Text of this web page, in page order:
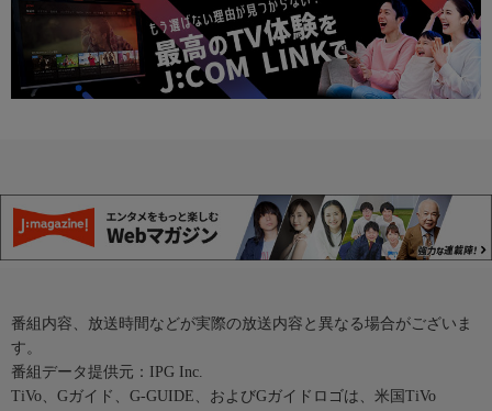
番組内容、放送時間などが実際の放送内容と異なる場合がございま
す。
番組データ提供元：IPG Inc.
TiVo、Gガイド、G-GUIDE、およびGガイドロゴは、米国TiVo